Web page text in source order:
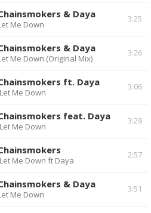
3:25
& Daya
Me Down
3:26
& Daya
Me Down (Original Mix)
3:06
ft. Daya
Me Down
3:29
feat. Daya
Me Down
2:57
Me Down ft Daya
3:51
& Daya
Me Down